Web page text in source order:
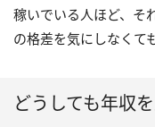
稼いでいる人ほど、そ
の格差を気にしなくて
どうしても年収